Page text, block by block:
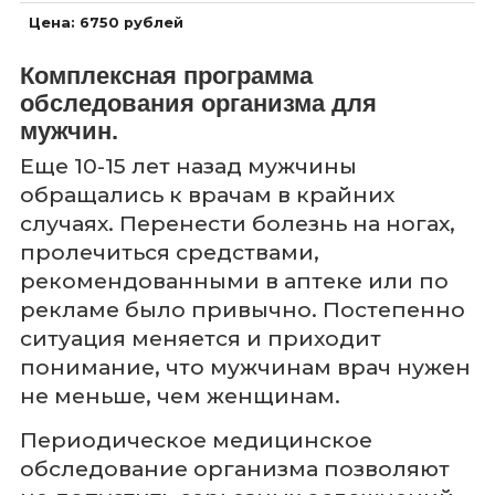
Цена: 6750 рублей
Комплексная программа
обследования организма для
мужчин.
Еще 10-15 лет назад мужчины
обращались к врачам в крайних
случаях. Перенести болезнь на ногах,
пролечиться средствами,
рекомендованными в аптеке или по
рекламе было привычно. Постепенно
ситуация меняется и приходит
понимание, что мужчинам врач нужен
не меньше, чем женщинам.
Периодическое медицинское
обследование организма позволяют